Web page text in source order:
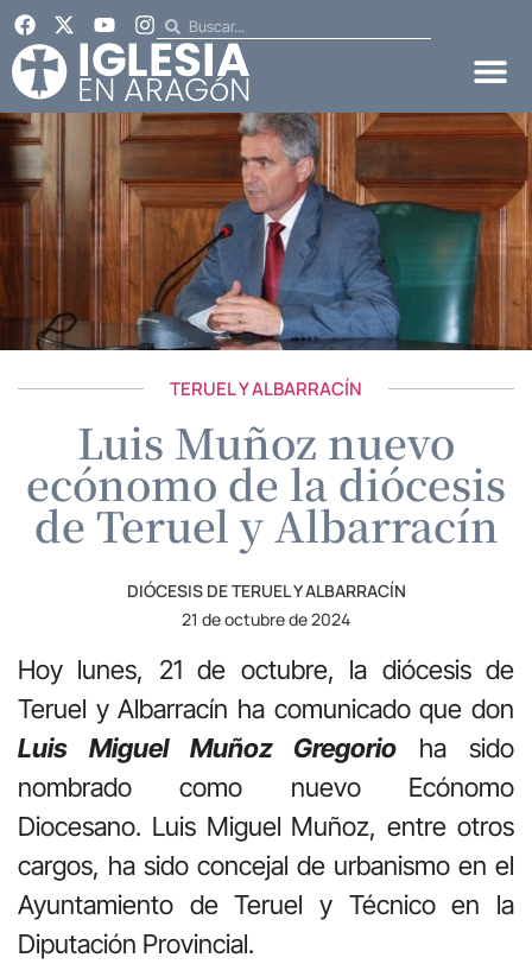
TERUEL Y ALBARRACÍN
Luis Muñoz nuevo
ecónomo de la diócesis
de Teruel y Albarracín
DIÓCESIS DE TERUEL Y ALBARRACÍN
21 de octubre de 2024
Hoy lunes, 21 de octubre, la diócesis de
Teruel y Albarracín ha comunicado que don
Luis Miguel Muñoz Gregorio ha sido
nombrado como nuevo Ecónomo
Diocesano. Luis Miguel Muñoz, entre otros
cargos, ha sido concejal de urbanismo en el
Ayuntamiento de Teruel y Técnico en la
Diputación Provincial.